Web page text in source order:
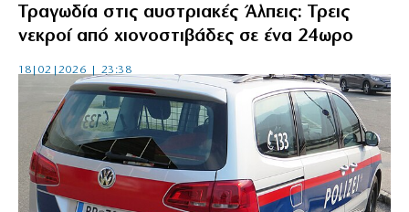
Τραγωδία στις αυστριακές Άλπεις: Τρεις
νεκροί από χιονοστιβάδες σε ένα 24ωρο
18|02|2026 | 23:38